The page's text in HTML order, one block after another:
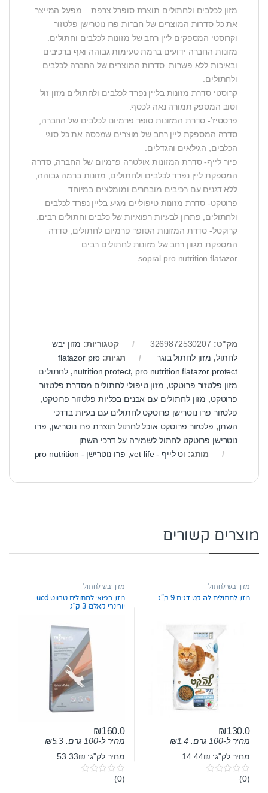
מזון לכלבים ולחתולים תוצרת סופרל צרפת – מפעל המייצר
את כל סדרות המוצרים של חברות פרו נוטרישן פלטזור
וקרוסטי המספקים ליין רחב של מזונות לכלבים וחתולים.
מזונות החברה ידועים ברמת טעימות גבוהה ואף ברכיבים
ובאיכות ללא פשרות. סדרות המוצרים של החברה לכלבים
ולחתולים:
קרוסטי סדרת מזונות בליין נפרד לכלבים ולחתולים מזון זול
וטוב המספק תמורה נאה לכסף.
פרסטיז’- סדרת המזונות סופר פרמיום לכלבים של החברה,
סדרה המספקת ליין רחב של מוצרים שמכסה את כל סוגי
הכלבים, הגילאים והגדלים.
פיור לייף- סדרת המזונות אולטרה פרמיום של החברה, סדרה
המספקת ליין נפרד לכלבים ולחתולים, מזונות ברמה גבוהה,
ללא דגנים עם רכיבים מובחרים ומומלצים במיוחד.
פרוטקט- סדרת מזונות טיפוליים מגיע בליין נפרד לכלבים
ולחתולים, פתרון לבעיות רפואיות של כלבים וחתולים רבים.
קרוקטל- סדרת המזונות הסופר פרמיום לחתולים, סדרה
המספקת מגוון רחב של מזונות לחתולים רבים.
sopral pro nutrition flatazor.
מק"ט: 3269872530207 קטגוריות: מזון יבש
לחתול, מזון לחתול בוגר תגיות: flatazor pro
nutrition protect, pro nutrition flatazor protect
, לחתולים
מזון פלטזור פרוטקט, מזון טיפולי לחתולים מסדרת פלטזור
פרוטקט, מזון לחתולים עם אבנים בכליות פלטזור פרוטקט,
פלטזור פרו נוטרישן פרוטקט לחתולים עם בעיות בדרכי
השתן, פלטזור פרוטקט אוכל לחתול תוצרת פרו נוטרישן, פרו
נוטרישן פרוטקט לחתול לשמירה על דרכי השתן
מותג: וט לייף - vet life , פרו נוטרישן - pro nutrition
מוצרים קשורים
מזון יבש לחתול
מזון לחתולים לה קט דגים 9 ק”ג
₪130.0
מחיר ל-100 גרם: ₪1.4
מחיר לק"ג: 14.44₪
0(0)
מזון יבש לחתול
מזון רפואי לחתולים טרווט ucd
יורינרי קאלם 3 ק”ג
₪160.0
מחיר ל-100 גרם: ₪5.3
מחיר לק"ג: 53.33₪
0(0)